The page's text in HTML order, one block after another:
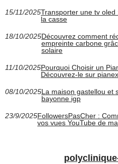
15/11/2025Transporter une tv
la casse
18/10/2025Découvrez comment
empreinte carbone
solaire
11/10/2025Pourquoi Choisir un
Découvrez-le sur
08/10/2025La maison gastellou et
bayonne igp
23/9/2025FollowersPasCher :
vos vues YouTube de